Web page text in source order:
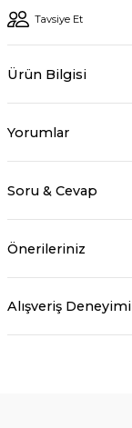
Tavsiye Et
Ürün Bilgisi
Yorumlar
Soru & Cevap
Önerileriniz
Alışveriş Deneyimi